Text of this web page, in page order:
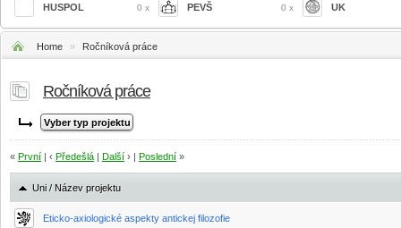
HUSPOL 0 x PEVŠ 0 x
UK
Home » Ročníková práce
Ročníková práce
« První | ‹ Předešlá Další › | Poslední »
Uni / Název projektu
Eticko-axiologické aspekty antickej filozofie